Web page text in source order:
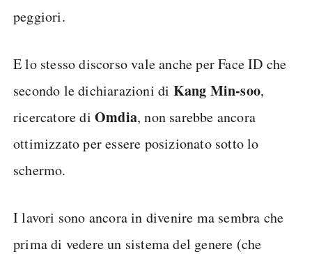
peggiori.
E lo stesso discorso vale anche per Face ID che
secondo le dichiarazioni di Kang Min-soo,
ricercatore di Omdia, non sarebbe ancora
ottimizzato per essere posizionato sotto lo
schermo.
I lavori sono ancora in divenire ma sembra che
prima di vedere un sistema del genere (che